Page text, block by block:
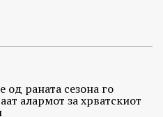
од раната сезона го
алармот за хрватскиот